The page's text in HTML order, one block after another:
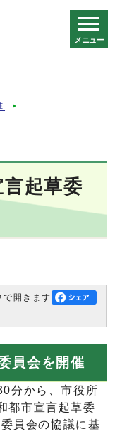
メニュー
起草委
で開きます
員会を開催
分から、市役所
都市宣言起草委
員会の協議に基